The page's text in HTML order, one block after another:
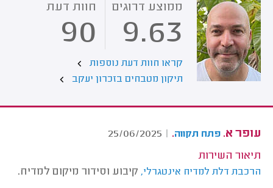
ממוצע דרוגים
9.63
חוות דעת
90
קראו חוות דעת נוספות
תיקון מטבחים בזכרון יעקב
עופר א. פתח תקווה.
|
25/06/2025
תיאור השירות
הרכבת דלת למדיח אינטגרלי, קיבוע וסידור מיקום למדיח.